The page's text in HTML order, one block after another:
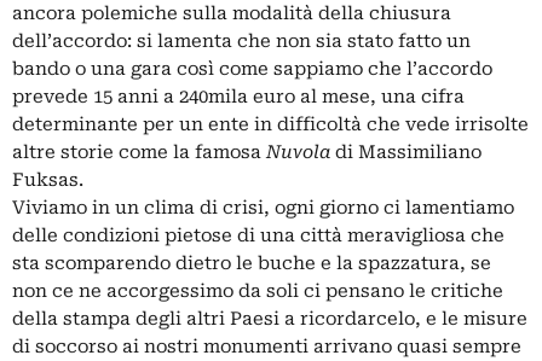
ancora polemiche sulla modalità della chiusura
dell’accordo: si lamenta che non sia stato fatto un
bando o una gara così come sappiamo che l’accordo
prevede 15 anni a 240mila euro al mese, una cifra
determinante per un ente in difficoltà che vede irrisolte
altre storie come la famosaNuvola di Massimiliano
Fuksas.
Viviamo in un clima di crisi, ogni giorno ci lamentiamo
delle condizioni pietose di una città meravigliosa che
sta scomparendo dietro le buche e la spazzatura, se
non ce ne accorgessimo da soli ci pensano le critiche
della stampa degli altri Paesi a ricordarcelo, e le misure
di soccorso ai nostri monumenti arrivano quasi sempre